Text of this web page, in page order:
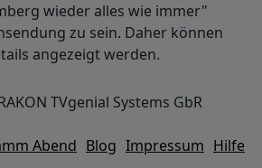
wieder alles wie immer"
zu sein. Daher können
angezeigt werden.
TVgenial Systems GbR
Abend Blog Impressum Hilfe